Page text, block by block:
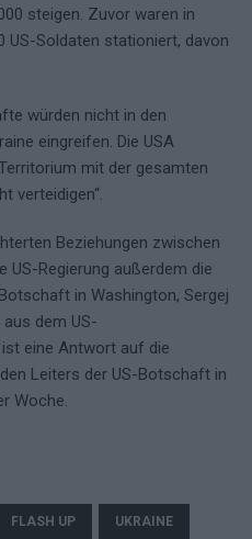
steigen. Zuvor waren in
US-Soldaten stationiert, davon
würden nicht in den
eingreifen. Die USA
mit der gesamten
verteidigen“.
Beziehungen zwischen
US-Regierung außerdem die
in Washington, Sergej
dem US-
eine Antwort auf die
Leiters der US-Botschaft in
Woche.
FLASH UP UKRAINE